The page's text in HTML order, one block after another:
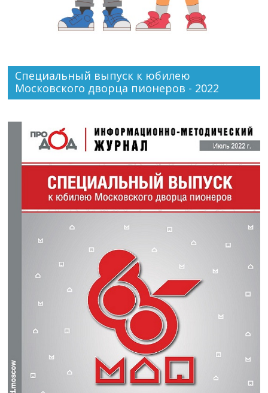
Специальный выпуск к юбилею
Московского дворца пионеров - 2022